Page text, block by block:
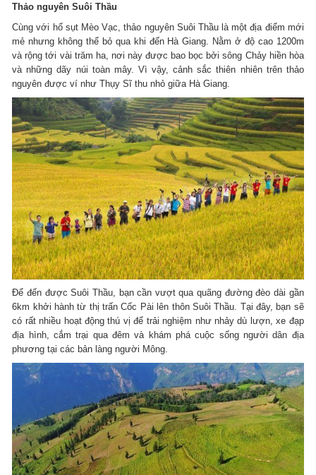
Thảo nguyên Suôi Thầu
Cùng với hố sụt Mèo Vạc, thảo nguyên Suôi Thầu là một địa điểm mới
mẻ nhưng không thể bỏ qua khi đến Hà Giang. Nằm ở độ cao 1200m
và rộng tới vài trăm ha, nơi này được bao bọc bởi sông Chảy hiền hòa
và những dãy núi toàn mây. Vì vậy, cảnh sắc thiên nhiên trên thảo
nguyên được ví như Thụy Sĩ thu nhỏ giữa Hà Giang.
Để đến được Suôi Thầu, bạn cần vượt qua quãng đường đèo dài gần
6km khởi hành từ thị trấn Cốc Pài lên thôn Suôi Thầu. Tại đây, bạn sẽ
có rất nhiều hoạt động thú vị để trải nghiệm như nhảy dù lượn, xe đạp
địa hình, cắm trại qua đêm và khám phá cuộc sống người dân địa
phương tại các bản làng người Mông.